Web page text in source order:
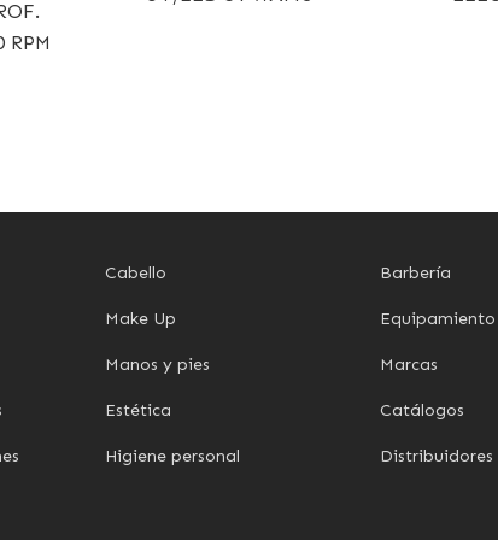
RPM
Cabello
Make Up
Manos y pies
Estética
Higiene personal
Barbería
Equipamiento
Marcas
Catálogos
Distribuidores